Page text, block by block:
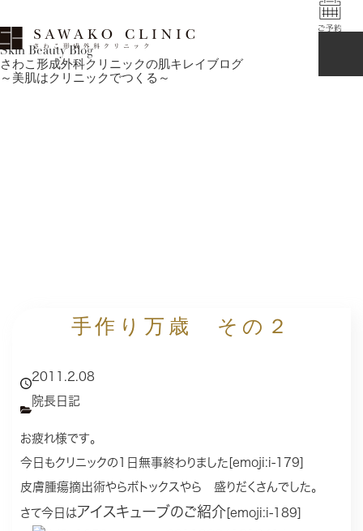
Skin Beauty Blog
さわこ形成外科クリニックの肌キレイブログ
～美肌はクリニックでつくる～
手作り万歳 その２
2011.2.08
院長日記
お疲れ様です。
今日もクリニックの1日無事終わりました[emoji:i-179]
皮膚腫瘍摘出術やらボトックスやら 盛りだくさんでした。
さて今日はアイスキューブのご紹介 [emoji:i-189]